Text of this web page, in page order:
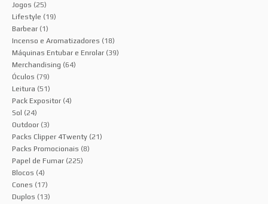
Jogos (25)
Lifestyle (19)
Barbear (1)
Incenso e Aromatizadores (18)
Máquinas Entubar e Enrolar (39)
Merchandising (64)
Óculos (79)
Leitura (51)
Pack Expositor (4)
Sol (24)
Outdoor (3)
Packs Clipper 4Twenty (21)
Packs Promocionais (8)
Papel de Fumar (225)
Blocos (4)
Cones (17)
Duplos (13)